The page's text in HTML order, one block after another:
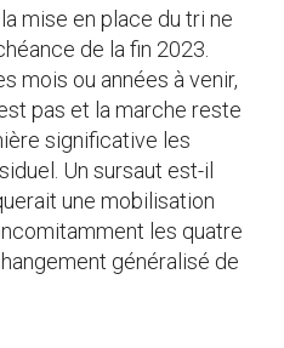
mise en place du tri ne
de la fin 2023.
mois ou années à venir,
pas et la marche reste
significative les
Un sursaut est-il
une mobilisation
les quatre
généralisé de